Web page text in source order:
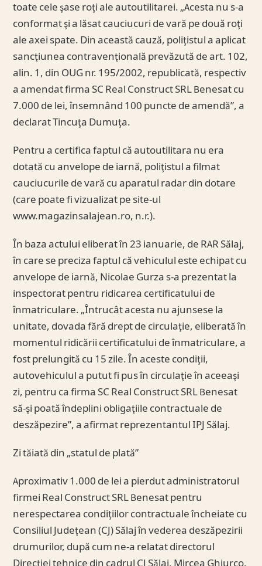
toate cele şase roţi ale autoutilitarei. „Acesta nu s-a
conformat şi a lăsat cauciucuri de vară pe două roţi
ale axei spate. Din această cauză, poliţistul a aplicat
sancţiunea contravenţională prevăzută de art. 102,
alin. 1, din OUG nr. 195/2002, republicată, respectiv
a amendat firma SC Real Construct SRL Benesat cu
7.000 de lei, însemnând 100 puncte de amendă”, a
declarat Tincuţa Dumuţa.
Pentru a certifica faptul că autoutilitara nu era
dotată cu anvelope de iarnă, poliţistul a filmat
cauciucurile de vară cu aparatul radar din dotare
(care poate fi vizualizat pe site-ul
www.magazinsalajean.ro, n.r.).
În baza actului eliberat în 23 ianuarie, de RAR Sălaj,
în care se preciza faptul că vehiculul este echipat cu
anvelope de iarnă, Nicolae Gurza s-a prezentat la
inspectorat pentru ridicarea certificatului de
înmatriculare. „Întrucât acesta nu ajunsese la
unitate, dovada fără drept de circulaţie, eliberată în
momentul ridicării certificatului de înmatriculare, a
fost prelungită cu 15 zile. În aceste condiţii,
autovehiculul a putut fi pus în circulaţie în aceeaşi
zi, pentru ca firma SC Real Construct SRL Benesat
să-şi poată îndeplini obligaţiile contractuale de
deszăpezire”, a afirmat reprezentantul IPJ Sălaj.
Zi tăiată din „statul de plată”
Aproximativ 1.000 de lei a pierdut administratorul
firmei Real Construct SRL Benesat pentru
nerespectarea condiţiilor contractuale încheiate cu
Consiliul Judeţean (CJ) Sălaj în vederea deszăpezirii
drumurilor, după cum ne-a relatat directorul